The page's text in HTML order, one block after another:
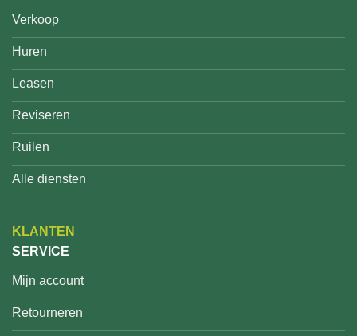
Verkoop
Huren
Leasen
Reviseren
Ruilen
Alle diensten
KLANTEN
SERVICE
Mijn account
Retourneren